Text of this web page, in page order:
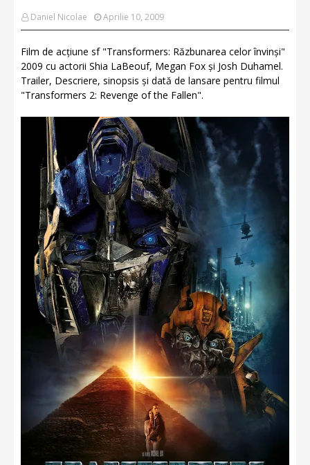
Daniel Nicolae Aprilie 10, 2009
Film de acțiune sf "Transformers: Răzbunarea celor învinși"
2009 cu actorii Shia LaBeouf, Megan Fox și Josh Duhamel.
Trailer, Descriere, sinopsis și dată de lansare pentru filmul
"Transformers 2: Revenge of the Fallen".